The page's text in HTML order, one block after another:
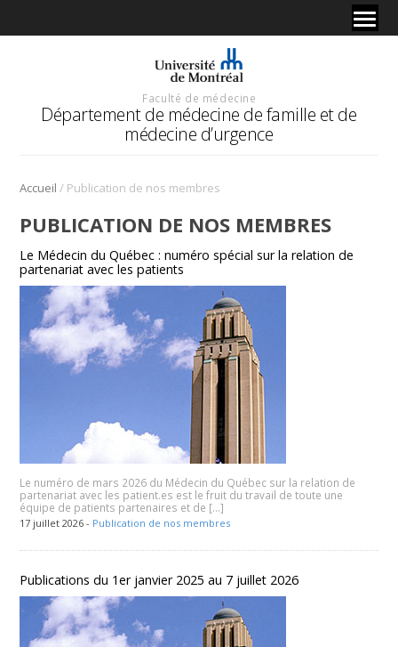
Faculté de médecine
Département de médecine de famille et de
médecine d’urgence
Accueil / Publication de nos membres
PUBLICATION DE NOS MEMBRES
Le Médecin du Québec : numéro spécial sur la relation de
partenariat avec les patients
Le numéro de mars 2026 du Médecin du Québec sur la relation de
partenariat avec les patient.es est le fruit du travail de toute une
équipe de patients partenaires et de […]
17 juillet 2026 - Publication de nos membres
Publications du 1er janvier 2025 au 7 juillet 2026